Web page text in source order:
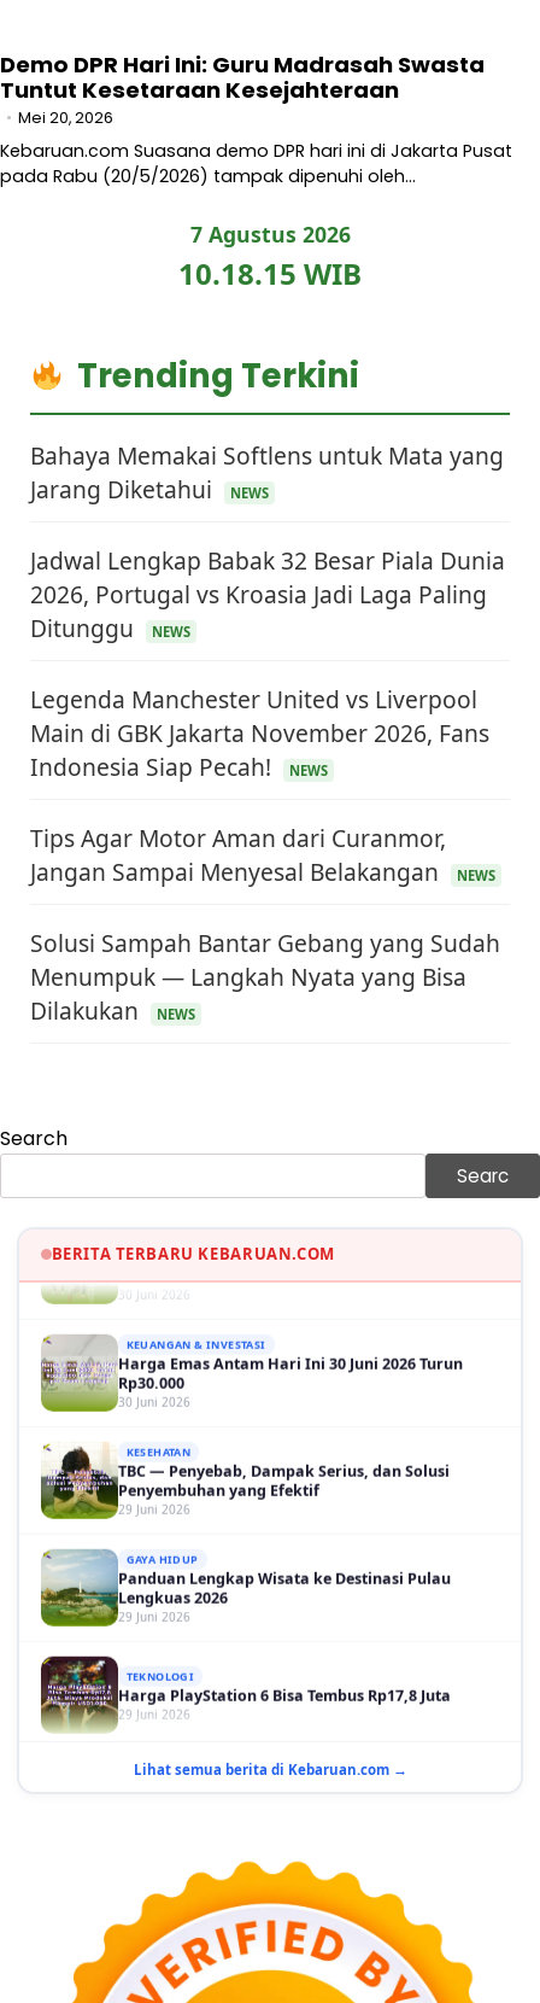
Demo DPR Hari Ini: Guru Madrasah Swasta
Tuntut Kesetaraan Kesejahteraan
Mei 20, 2026
Kebaruan.com Suasana demo DPR hari ini di Jakarta Pusat
pada Rabu (20/5/2026) tampak dipenuhi oleh…
7 Agustus 2026
10.18.16 WIB
Trending Terkini
Bahaya Memakai Softlens untuk Mata yang
Jarang Diketahui
NEWS
Jadwal Lengkap Babak 32 Besar Piala Dunia
2026, Portugal vs Kroasia Jadi Laga Paling
Ditunggu
NEWS
Legenda Manchester United vs Liverpool
Main di GBK Jakarta November 2026, Fans
Indonesia Siap Pecah!
NEWS
Tips Agar Motor Aman dari Curanmor,
Jangan Sampai Menyesal Belakangan
NEWS
Solusi Sampah Bantar Gebang yang Sudah
Menumpuk — Langkah Nyata yang Bisa
Dilakukan
NEWS
Search
Searc
BERITA TERBARU KEBARUAN.COM
KEUANGAN & INVESTASI
Harga Minyak Dunia Hari Ini Naik, WTI dan Brent
30 Juni 2026
OLAH RAGA
30 Juni 2026
Rp30.000
30 Juni 2026
Penyembuhan yang Efektif
29 Juni 2026
Lengkuas 2026
29 Juni 2026
Harga PlayStation 6 Bisa Tembus Rp17,8 Juta
29 Juni 2026
10 Adegan Film Terikat Janji yang Sangat Tak
Terduga
Bahaya Memakai Softlens untuk Mata yang Jarang
Diketahui
29 Juni 2026
NASIONAL
PLN Kalimantan Lakukan Manajemen Beban
Akibat Gangguan PLTGU
Lihat semua berita di Kebaruan.com →